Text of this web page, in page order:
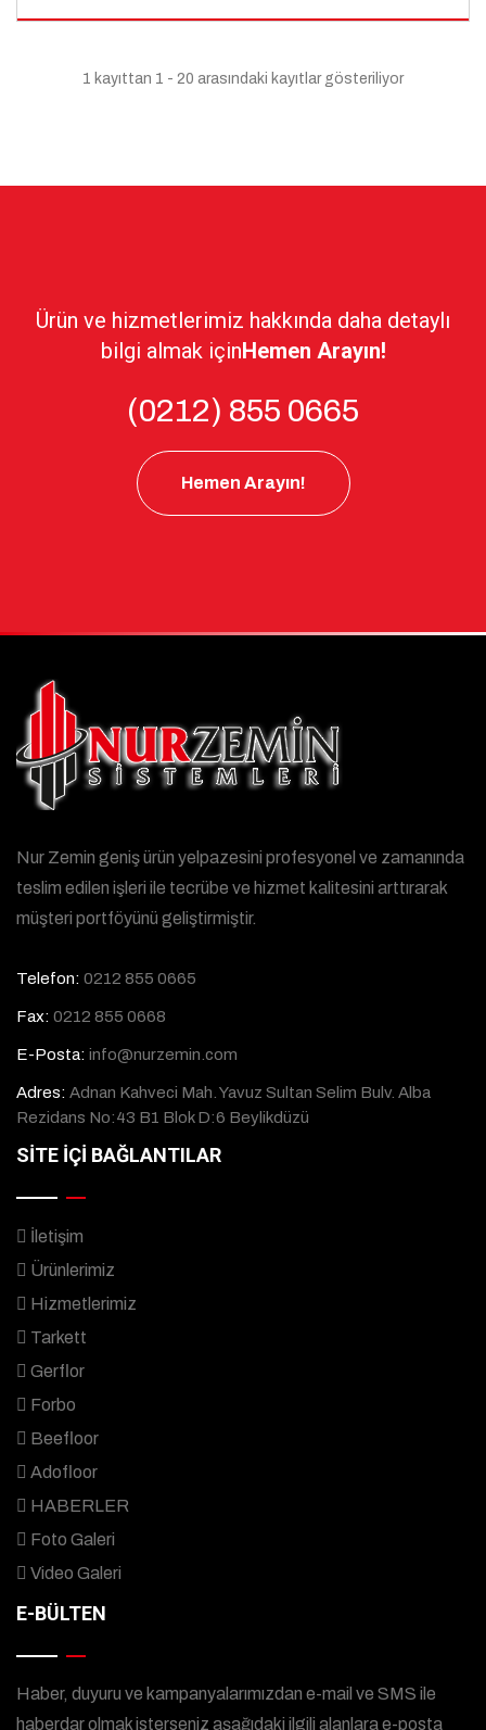
1 kayıttan 1 - 20 arasındaki kayıtlar gösteriliyor
Ürün ve hizmetlerimiz hakkında daha detaylı
bilgi almak içinHemen Arayın!
(0212) 855 0665
Hemen Arayın!
Nur Zemin geniş ürün yelpazesini profesyonel ve zamanında
teslim edilen işleri ile tecrübe ve hizmet kalitesini arttırarak
müşteri portföyünü geliştirmiştir.
Telefon: 0212 855 0665
Fax: 0212 855 0668
E-Posta: info@nurzemin.com
Adres: Adnan Kahveci Mah. Yavuz Sultan Selim Bulv. Alba
Rezidans No:43 B1 Blok D:6 Beylikdüzü
SİTE İÇİ BAĞLANTILAR
İletişim
Ürünlerimiz
Hizmetlerimiz
Tarkett
Gerflor
Forbo
Beefloor
Adofloor
HABERLER
Foto Galeri
Video Galeri
E-BÜLTEN
Haber, duyuru ve kampanyalarımızdan e-mail ve SMS ile
haberdar olmak isterseniz aşağıdaki ilgili alanlara e-posta